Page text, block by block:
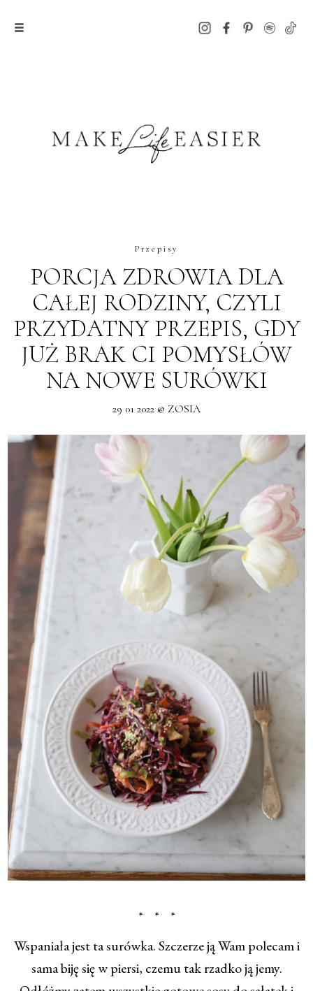
Przepisy
PORCJA ZDROWIA DLA
CAŁEJ RODZINY, CZYLI
PRZYDATNY PRZEPIS, GDY
JUŻ BRAK CI POMYSŁÓW
NA NOWE SURÓWKI
29 01 2022 @ ZOSIA
* * *
Wspaniała jest ta surówka. Szczerze ją Wam polecam i
sama biję się w piersi, czemu tak rzadko ją jemy.